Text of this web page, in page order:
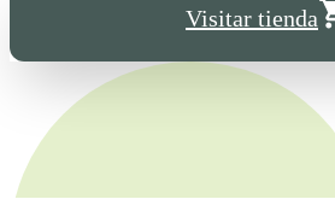
Visitar tienda